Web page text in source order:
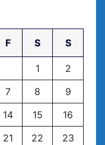
F S S
1
2
7 8
9
14 15
16
21 22
23